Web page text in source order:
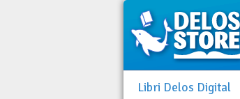
Libri Delos Digital